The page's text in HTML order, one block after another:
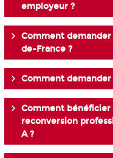
employeur ?
Comment
de-France ?
Comment
Comment
reconversion
A ?